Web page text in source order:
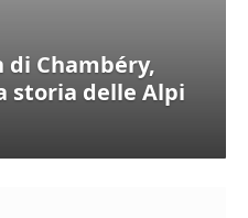
di Chambéry,
storia delle Alpi